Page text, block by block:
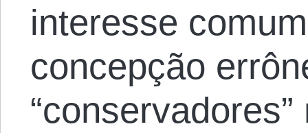
interesse
concepção